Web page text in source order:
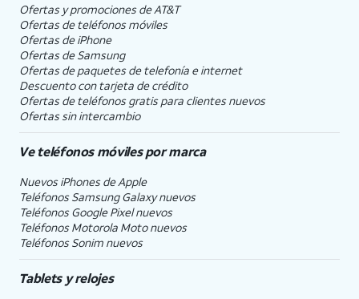
Ofertas y promociones deAT&T
Ofertas de teléfonos móviles
Ofertas deiPhone
Ofertas de Samsung
Ofertas de paquetes de telefonía e internet
Descuento con tarjeta de crédito
Ofertas de teléfonos gratis para clientes nuevos
Ofertas sin intercambio
Ve teléfonos móviles por marca
Nuevos iPhones de Apple
Teléfonos Samsung Galaxy nuevos
Teléfonos Google Pixel nuevos
Teléfonos Motorola Moto nuevos
Teléfonos Sonim nuevos
Tablets y relojes